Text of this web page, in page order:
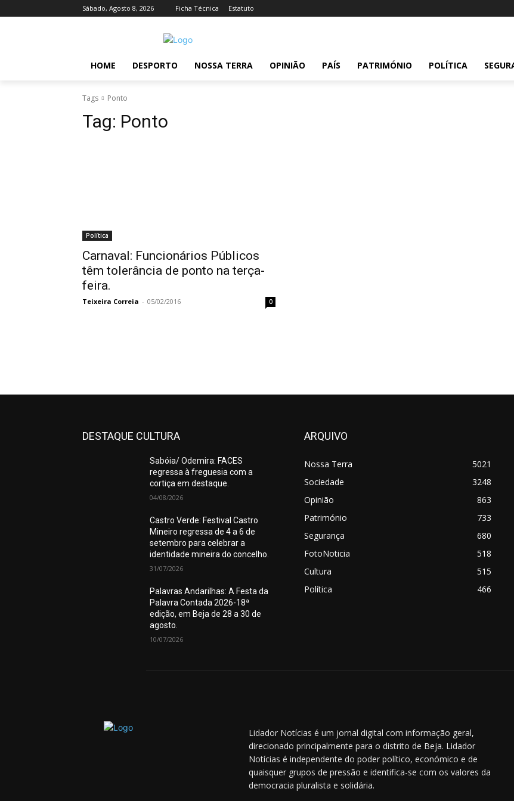
Sábado, Agosto 8, 2026 Ficha Técnica Estatuto
HOME DESPORTO NOSSA TERRA OPINIÃO PAÍS PATRIMÓNIO POLÍTICA
Tags Ponto
Tag: Ponto
Política
Carnaval: Funcionários Públicos
têm tolerância de ponto na terça-
feira.
Teixeira Correia - 05/02/2016 0
DESTAQUE CULTURA
Sabóia/ Odemira: FACES
regressa à freguesia com a
cortiça em destaque.
04/08/2026
Castro Verde: Festival Castro
Mineiro regressa de 4 a 6 de
setembro para celebrar a
identidade mineira do concelho.
31/07/2026
Palavras Andarilhas: A Festa da
Palavra Contada 2026-18ª
edição, em Beja de 28 a 30 de
agosto.
10/07/2026
ARQUIVO
Nossa Terra
5021
Sociedade
3248
Opinião
863
Património
733
Segurança
680
FotoNoticia
518
Cultura
515
Política
466
Lidador Notícias é um jornal digital com informação geral,
direcionado principalmente para o distrito de Beja. Lidador
Notícias é independente do poder político, económico e de
quaisquer grupos de pressão e identifica-se com os valores da
democracia pluralista e solidária.